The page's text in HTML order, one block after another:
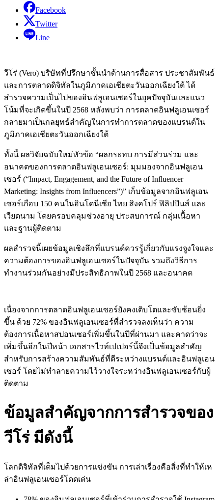
Facebook
Twitter
Line
วีโร่ (Vero) บริษัทที่ปรึกษาชั้นนำด้านการสื่อสาร ประชาสัมพันธ์
และการตลาดดิจิทัลในภูมิภาคเอเชียตะวันออกเฉียงใต้ ได้
สำรวจความเป็นไปของอินฟลูเอนเซอร์ในยุคปัจจุบันและแนว
โน้มที่จะเกิดขึ้นในปี 2568 หลังพบว่า การตลาดอินฟลูเอนเซอร์
กลายมาเป็นกลยุทธ์สำคัญในการทำการตลาดของแบรนด์ใน
ภูมิภาคเอเชียตะวันออกเฉียงใต้
ทั้งนี้ ผลวิจัยฉบับใหม่หัวข้อ “ผลกระทบ การมีส่วนร่วม และ
อนาคตของการตลาดอินฟลูเอนเซอร์: มุมมองจากอินฟลูเอน
เซอร์ (“Impact, Engagement, and the Future of Influencer
Marketing: Insights from Influencers”)” เก็บข้อมูลจากอินฟลูเอน
เซอร์เกือบ 150 คนในอินโดนีเซีย ไทย สิงคโปร์ ฟิลิปปินส์ และ
เวียดนาม โดยครอบคลุมช่วงอายุ ประสบการณ์ กลุ่มเนื้อหา
และฐานผู้ติดตาม
ผลสำรวจนี้เผยข้อมูลเชิงลึกที่แบรนด์ควรรู้เกี่ยวกับแรงจูงใจและ
ความต้องการของอินฟลูเอนเซอร์ในปัจจุบัน รวมถึงวิธีการ
ทำงานร่วมกันอย่างมีประสิทธิภาพในปี 2568 และอนาคต
เนื่องจากการตลาดอินฟลูเอนเซอร์ยังคงเติบโตและซับซ้อนยิ่ง
ขึ้น ด้วย 72% ของอินฟลูเอนเซอร์ที่สำรวจลงเห็นว่า ความ
ต้องการเนื้อหาสปอนเซอร์เพิ่มขึ้นในปีที่ผ่านมา และคาดว่าจะ
เพิ่มขึ้นอีกในปีหน้า เอกสารไวท์เปเปอร์นี้จึงเป็นข้อมูลสำคัญ
สำหรับการสร้างความสัมพันธ์ที่ดีระหว่างแบรนด์และอินฟลูเอน
เซอร์ โดยไม่ทำลายความไว้วางใจระหว่างอินฟลูเอนเซอร์กับผู้
ติดตาม
ข้อมูลสำคัญจากการสำรวจของ
วีโร่ มีดังนี้
โลกดิจิทัลที่เต็มไปด้วยการแข่งขัน การเล่าเรื่องคือสิ่งที่ทำให้เห
ล่าอินฟลูเอนเซอร์โดดเด่น